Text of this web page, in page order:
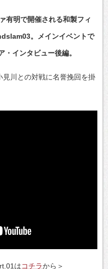
有明で開催される和製フィ
。メインイベントで
インタビュー後編。
見川との対戦に名誉挽回を掛
はコチラから＞